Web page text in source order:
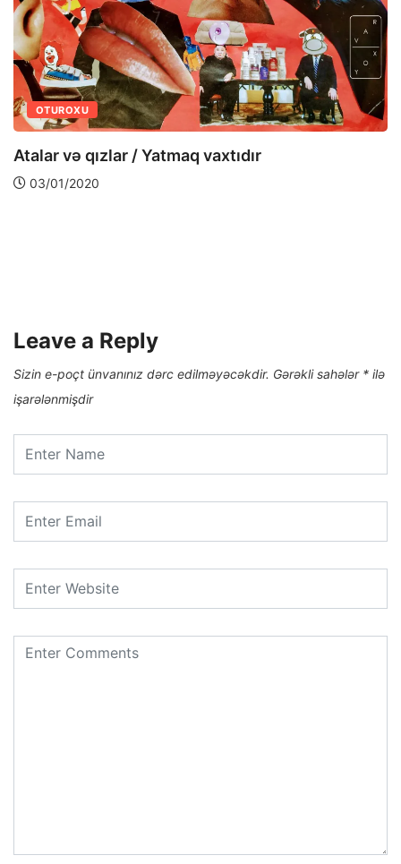
OTUROXU
Atalar və qızlar / Yatmaq vaxtıdır
03/01/2020
Leave a Reply
Sizin e-poçt ünvanınız dərc edilməyəcəkdir. Gərəkli sahələr * ilə
işarələnmişdir